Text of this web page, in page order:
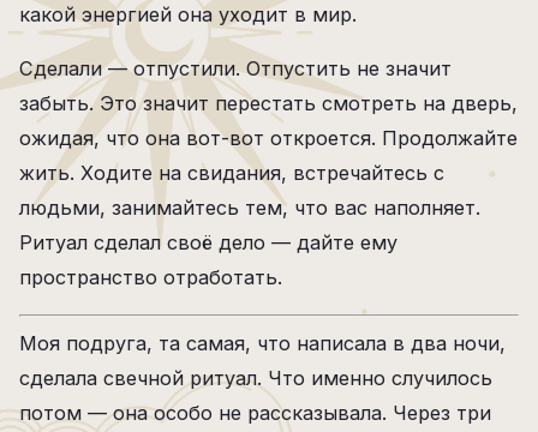
какой энергией она уходит в мир.
Сделали — отпустили. Отпустить не значит
забыть. Это значит перестать смотреть на дверь,
ожидая, что она вот-вот откроется. Продолжайте
жить. Ходите на свидания, встречайтесь с
людьми, занимайтесь тем, что вас наполняет.
Ритуал сделал своё дело — дайте ему
пространство отработать.
Моя подруга, та самая, что написала в два ночи,
сделала свечной ритуал. Что именно случилось
потом — она особо не рассказывала. Через три